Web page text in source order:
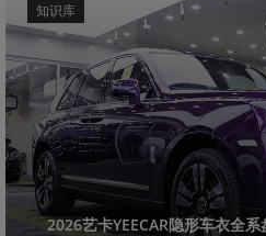
知识库
2026艺卡YEECAR隐形车衣全